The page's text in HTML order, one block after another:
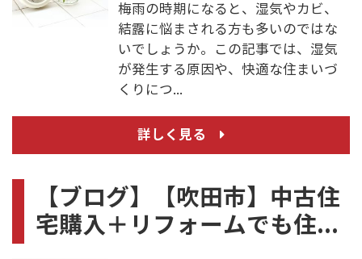
梅雨の時期になると、湿気やカビ、
結露に悩まされる方も多いのではな
いでしょうか。この記事では、湿気
が発生する原因や、快適な住まいづ
くりにつ...
詳しく見る
【ブログ】【吹田市】中古住
宅購入＋リフォームでも住...